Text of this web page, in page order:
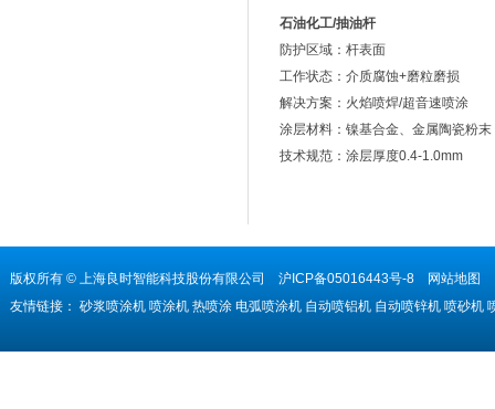
石油化工/抽油杆
防护区域：杆表面
工作状态：介质腐蚀+磨粒磨损
解决方案：火焰喷焊/超音速喷涂
涂层材料：镍基合金、金属陶瓷粉末
技术规范：涂层厚度0.4-1.0mm
版权所有 © 上海良时智能科技股份有限公司 沪ICP备05016443号-8
网站地图
友情链接： 砂浆喷涂机 喷涂机 热喷涂 电弧喷涂机 自动喷铝机 自动喷锌机 喷砂机